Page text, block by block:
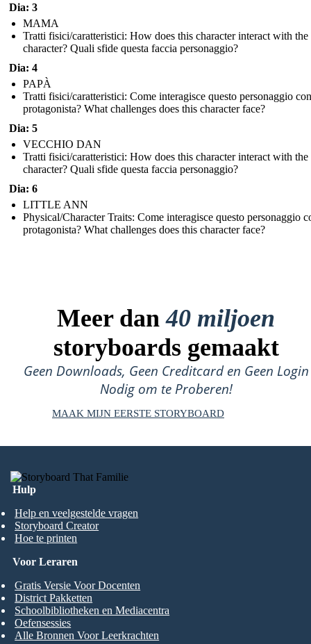
Dia: 3
MAMA
Tratti fisici/caratteristici: How does this character interact with the
character? Quali sfide questa faccia personaggio?
Dia: 4
PAPÀ
Tratti fisici/caratteristici: Come interagisce questo personaggio
protagonista? What challenges does this character face?
Dia: 5
VECCHIO DAN
Tratti fisici/caratteristici: How does this character interact with the
character? Quali sfide questa faccia personaggio?
Dia: 6
LITTLE ANN
Physical/Character Traits: Come interagisce questo personaggio
protagonista? What challenges does this character face?
Meer dan40 miljoen
storyboards gemaakt
Geen Downloads, Geen Creditcard en Geen Login
Nodig om te Proberen!
MAAK MIJN EERSTE STORYBOARD
Hulp
Help en veelgestelde vragen
Storyboard Creator
Hoe te printen
Voor Leraren
Gratis Versie Voor Docenten
District Pakketten
Schoolbibliotheken en Mediacentra
Oefensessies
Alle Bronnen Voor Leerkrachten